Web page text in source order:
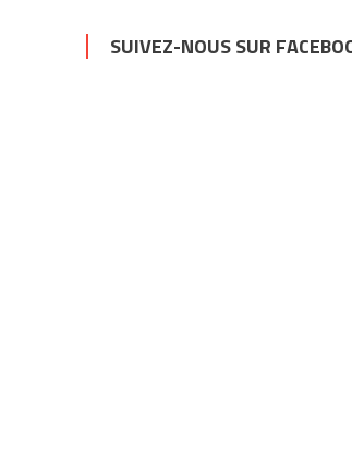
SUIVEZ-NOUS SUR